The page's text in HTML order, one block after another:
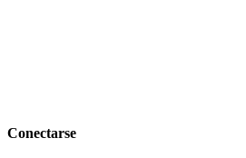
Conectarse